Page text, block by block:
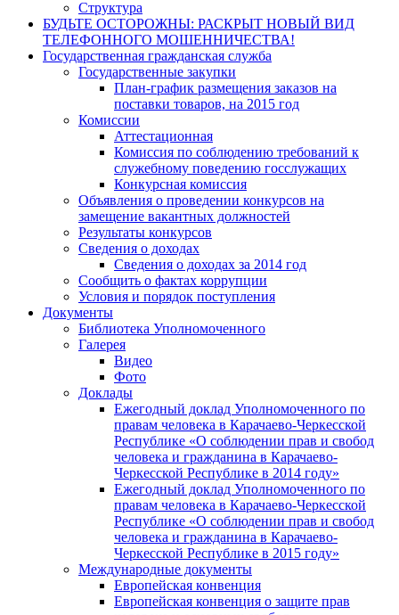
Структура
БУДЬТЕ ОСТОРОЖНЫ: РАСКРЫТ НОВЫЙ ВИД
ТЕЛЕФОННОГО МОШЕННИЧЕСТВА!
Государственная гражданская служба
Государственные закупки
План-график размещения заказов на
поставки товаров, на 2015 год
Комиссии
Аттестационная
Комиссия по соблюдению требований к
служебному поведению госслужащих
Конкурсная комиссия
Объявления о проведении конкурсов на
замещение вакантных должностей
Результаты конкурсов
Сведения о доходах
Сведения о доходах за 2014 год
Сообщить о фактах коррупции
Условия и порядок поступления
Документы
Библиотека Уполномоченного
Галерея
Видео
Фото
Доклады
Ежегодный доклад Уполномоченного по
правам человека в Карачаево-Черкесской
Республике «О соблюдении прав и свобод
человека и гражданина в Карачаево-
Черкесской Республике в 2014 году»
Ежегодный доклад Уполномоченного по
правам человека в Карачаево-Черкесской
Республике «О соблюдении прав и свобод
человека и гражданина в Карачаево-
Черкесской Республике в 2015 году»
Международные документы
Европейская конвенция
Европейская конвенция о защите прав